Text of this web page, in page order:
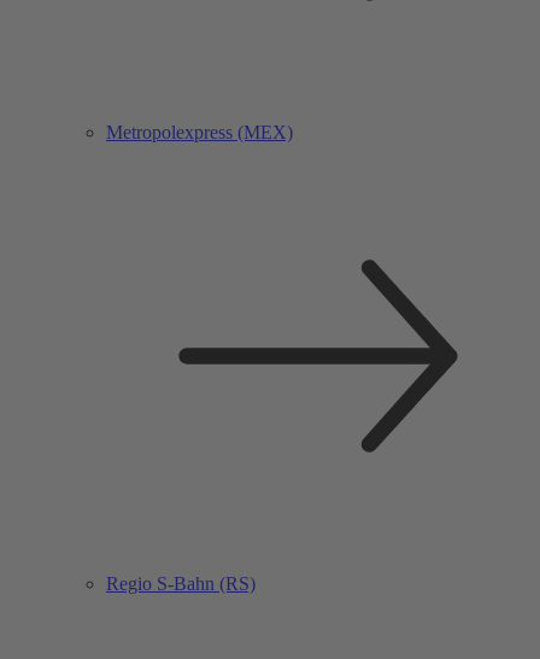
Metropolexpress (MEX)
Regio S-Bahn (RS)